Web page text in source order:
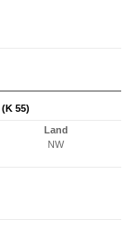
55)
Land
NW